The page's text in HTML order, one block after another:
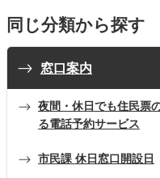
同じ分類から探す
窓口案内
夜間・休日でも住民票
る電話予約サービス
市民課 休日窓口開設日